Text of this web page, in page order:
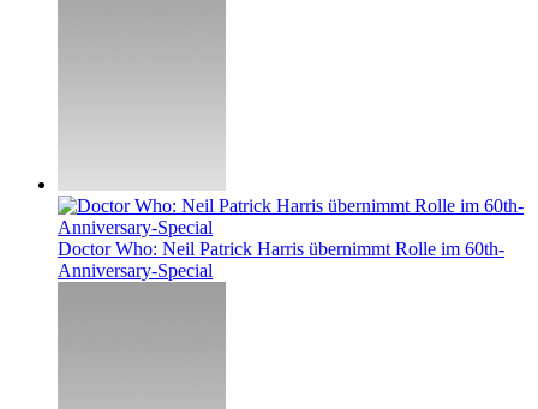
Doctor Who: Neil Patrick Harris übernimmt Rolle im 60th-
Anniversary-Special